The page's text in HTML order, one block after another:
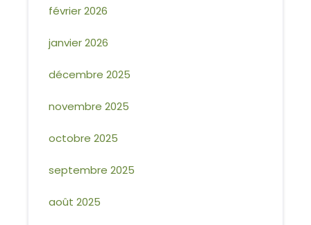
février 2026
janvier 2026
décembre 2025
novembre 2025
octobre 2025
septembre 2025
août 2025